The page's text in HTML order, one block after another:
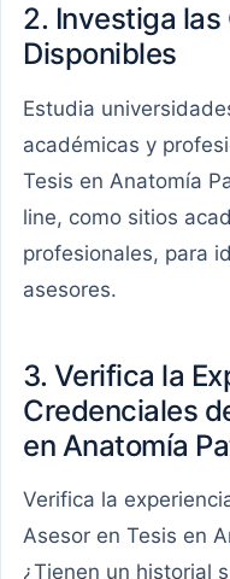
2. Investiga las
Disponibles
Estudia
académicas y
Tesis en Anatomía
line, como sitios
profesionales, para
asesores.
3. Verifica la
Credenciales
en Anatomía
Verifica la
Asesor en Tesis en
¿Tienen un historial